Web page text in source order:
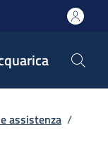
assistenza /